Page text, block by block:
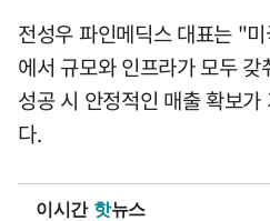
전성우 파인메딕스 대표는 "
에서 규모와 인프라가 모두
성공 시 안정적인 매출 확보
다.
이시간 핫뉴스